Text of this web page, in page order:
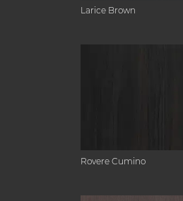
Larice Brown
Rovere Cumino